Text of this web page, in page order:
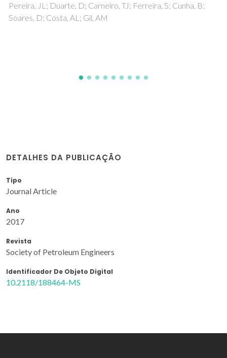
Pereira, JL; Duarte, D; Carneiro, TJ; Ferreira, S; Cunha, B;
Soares, D; Costa, AL; Gil, AM
DETALHES DA PUBLICAÇÃO
Tipo
Journal Article
Ano
2017
Revista
Society of Petroleum Engineers
Identificador De Objeto Digital
10.2118/188464-MS